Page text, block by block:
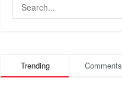
Trending Comments